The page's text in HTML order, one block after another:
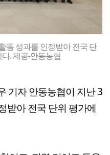
동 성과를 인정받아 전국 단
. 제공-안동농협
기자 안동농협이 지난 3
받아 전국 단위 평가에